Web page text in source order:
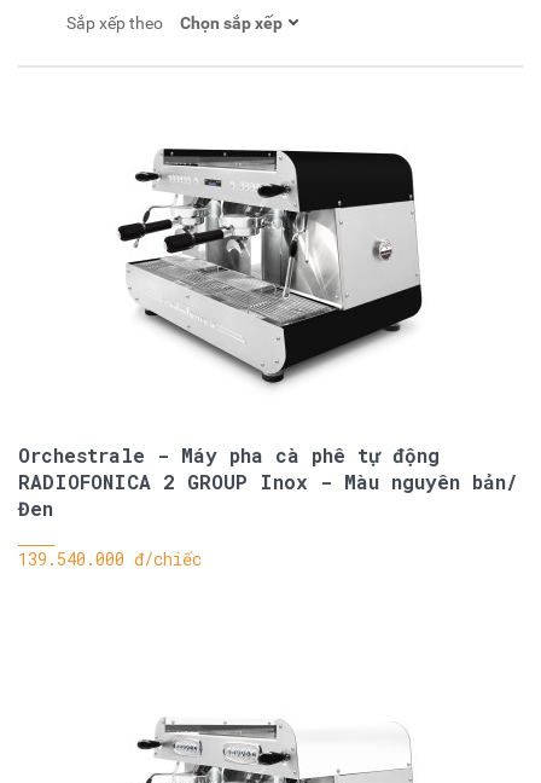
Sắp xếp theo
Orchestrale - Máy pha cà phê tự động
RADIOFONICA 2 GROUP Inox - Màu nguyên bản/
Đen
139.540.000 đ/chiếc